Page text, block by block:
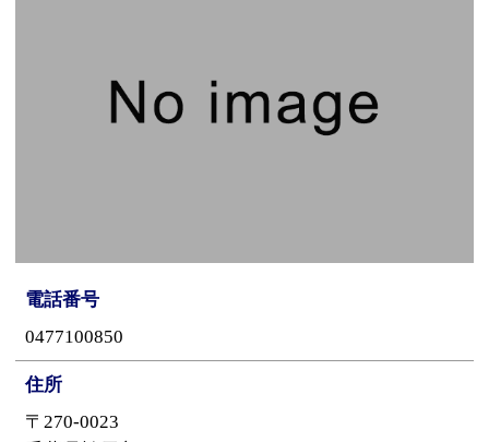
電話番号
0477100850
住所
〒270-0023